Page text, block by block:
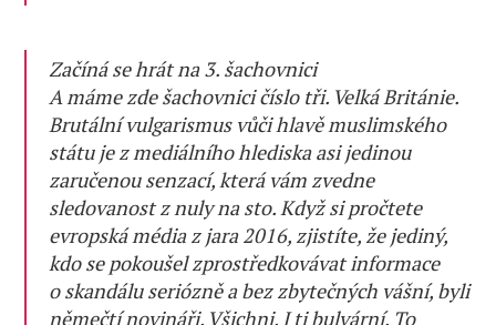
Začíná se hrát na 3. šachovnici
A máme zde šachovnici číslo tři. Velká Británie.
Brutální vulgarismus vůči hlavě muslimského
státu je z mediálního hlediska asi jedinou
zaručenou senzací, která vám zvedne
sledovanost z nuly na sto. Když si pročtete
evropská média z jara 2016, zjistíte, že jediný,
kdo se pokoušel zprostředkovávat informace
o skandálu seriózně a bez zbytečných vášní, byli
němečtí novináři. Všichni. I ti bulvární. To